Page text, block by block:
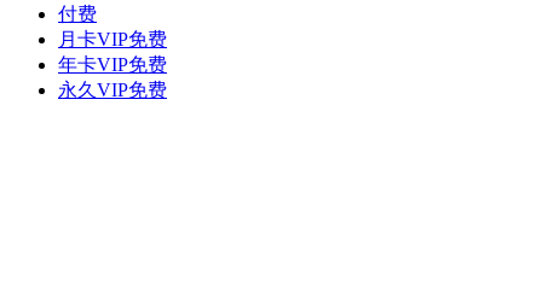
付费
月卡VIP免费
年卡VIP免费
永久VIP免费